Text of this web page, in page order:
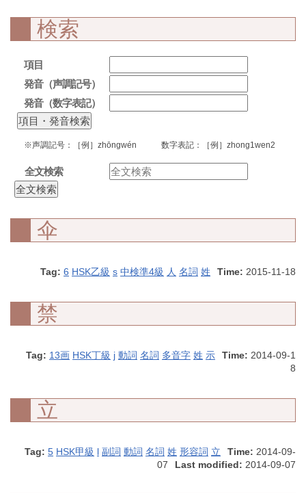
検索
項目
発音（声調記号）
発音（数字表記）
※声調記号：［例］zhōngwén 数字表記：［例］zhong1wen2
全文検索
伞
Tag: 6 HSK乙級 s 中検準4級 人 名詞 姓 Time: 2015-11-18
禁
Tag: 13画 HSK丁級 j 動詞 名詞 多音字 姓 示 Time: 2014-09-1
8
立
Tag: 5 HSK甲級 l 副詞 動詞 名詞 姓 形容詞 立 Time: 2014-09-
07
Last modified: 2014-09-07